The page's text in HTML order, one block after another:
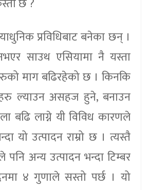
प्रविधिबाट बनेका छन् ।
साउथ एसियामा नै यस्ता
माग बढिरहेको छ । किनकि
ल्याउन असहज हुने, बनाउन
बढि लाग्ने यी विविध कारणले
यो उत्पादन राम्रो छ । त्यस्तै
अन्य उत्पादन भन्दा टिम्बर
४ गुणाले सस्तो पर्छ । यो